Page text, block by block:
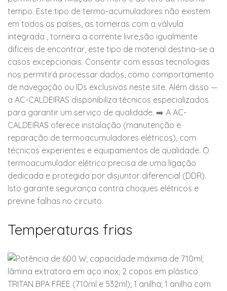
tempo. Este tipo de termo-acumuladores não existem
em todos os países, as torneiras com a válvula
integrada , torneira a corrente livre,são igualmente
difíceis de encontrar, este tipo de material destina-se a
casos excepcionais. Consentir com essas tecnologias
nos permitirá processar dados, como comportamento
de navegação ou IDs exclusivos neste site. Além disso —
a AC-CALDEIRAS disponibiliza técnicos especializados
para garantir um serviço de qualidade. ➡️ A AC-
CALDEIRAS oferece instalação (manutenção e
reparação de termoacumuladores elétricos), com
técnicos experientes e equipamentos de qualidade. O
termoacumulador elétrico precisa de uma ligação
dedicada e protegida por disjuntor diferencial (DDR).
Isto garante segurança contra choques elétricos e
previne falhas no circuito.
Temperaturas frias
Potência de 600 W; capacidade máxima de 710ml;
lâmina extratora em aço inox; 2 copos em plástico
TRITAN BPA FREE (710ml e 532ml); 1 anilha; 1 anilha com